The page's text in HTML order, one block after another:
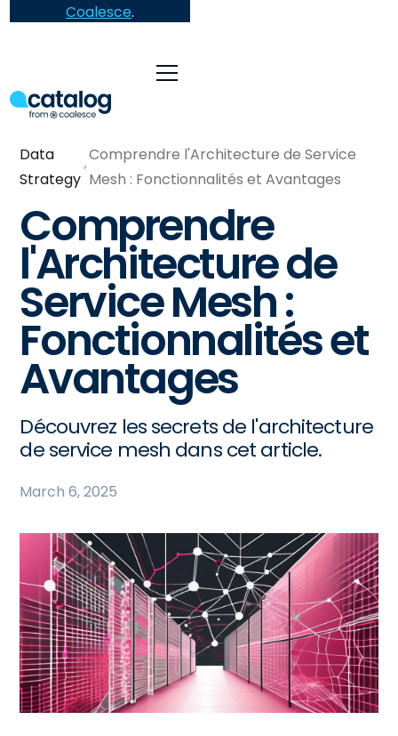
Coalesce.
Data
Strategy
Comprendre l'Architecture de Service
Mesh : Fonctionnalités et Avantages
Comprendre
l'Architecture de
Service Mesh :
Fonctionnalités et
Avantages
Découvrez les secrets de l'architecture
de service mesh dans cet article.
March 6, 2025